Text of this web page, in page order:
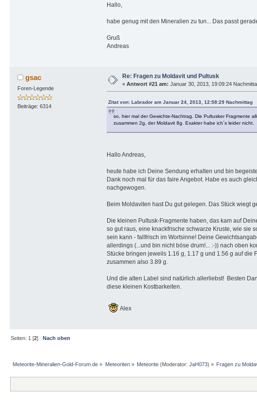
Hallo,
habe genug mit den Mineralien zu tun... Das passt
Gruß
Andreas
gsac
Foren-Legende
Beiträge: 6314
Re: Fragen zu Moldavit und Pultusk
« Antwort #21 am: Januar 30, 2013, 19:09:24
Zitat von: Labrador am Januar 24, 2013, 12:58:29 Nachmittag
so, hier mal der Gewichte-Nachtrag. Die Pultusker Fragmente
zusammen 2g, der Moldavit 8g. Exakter habe ich´s leider nicht.
Hallo Andreas,
heute habe ich Deine Sendung erhalten und bin
Dank noch mal für das faire Angebot. Habe es auch
nachgewogen.
Beim Moldaviten hast Du gut gelegen. Das Stück wiegt
Die kleinen Pultusk-Fragmente haben, das kam auf
so gut raus, eine knackfrische schwarze Kruste, wie sie
sein kann - fallfrisch im Wortsinne! Deine
allerdings (...und bin nicht böse drum!... :-)) nach oben
Stücke bringen jeweils 1.16 g, 1.17 g und 1.56 g auf die
zusammen also 3.89 g.
Und die alten Label sind natürlich allerliebst! Besten
diese kleinen Kostbarkeiten.
Alex
Seiten: 1 [2]Nach oben
Meteorite-Mineralien-Gold-Forum.de » Meteoriten» Meteorite(Moderator: JaH073) » Fragen zu